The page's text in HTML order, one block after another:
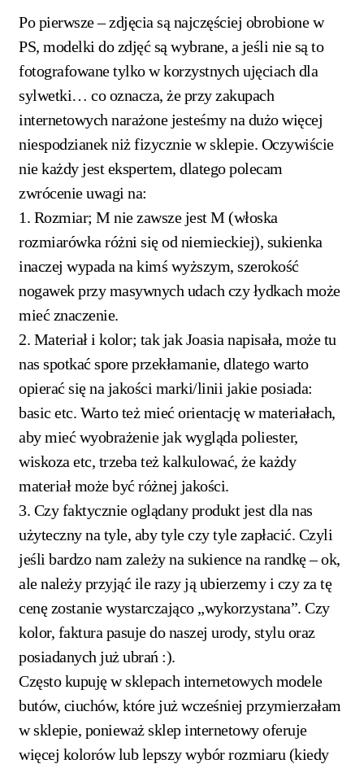
Po pierwsze – zdjęcia są najczęściej obrobione w
PS, modelki do zdjęć są wybrane, a jeśli nie są to
fotografowane tylko w korzystnych ujęciach dla
sylwetki… co oznacza, że przy zakupach
internetowych narażone jesteśmy na dużo więcej
niespodzianek niż fizycznie w sklepie. Oczywiście
nie każdy jest ekspertem, dlatego polecam
zwrócenie uwagi na:
1. Rozmiar; M nie zawsze jest M (włoska
rozmiarówka różni się od niemieckiej), sukienka
inaczej wypada na kimś wyższym, szerokość
nogawek przy masywnych udach czy łydkach może
mieć znaczenie.
2. Materiał i kolor; tak jak Joasia napisała, może tu
nas spotkać spore przekłamanie, dlatego warto
opierać się na jakości marki/linii jakie posiada:
basic etc. Warto też mieć orientację w materiałach,
aby mieć wyobrażenie jak wygląda poliester,
wiskoza etc, trzeba też kalkulować, że każdy
materiał może być różnej jakości.
3. Czy faktycznie oglądany produkt jest dla nas
użyteczny na tyle, aby tyle czy tyle zapłacić. Czyli
jeśli bardzo nam zależy na sukience na randkę – ok,
ale należy przyjąć ile razy ją ubierzemy i czy za tę
cenę zostanie wystarczająco „wykorzystana”. Czy
kolor, faktura pasuje do naszej urody, stylu oraz
posiadanych już ubrań :).
Często kupuję w sklepach internetowych modele
butów, ciuchów, które już wcześniej przymierzałam
w sklepie, ponieważ sklep internetowy oferuje
więcej kolorów lub lepszy wybór rozmiaru (kiedy